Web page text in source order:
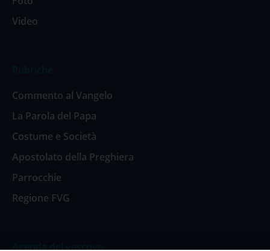
Video
Commento al Vangelo
La Parola del Papa
Costume e Società
Apostolato della Preghiera
Parrocchie
Regione FVG
Agenda del vescovo